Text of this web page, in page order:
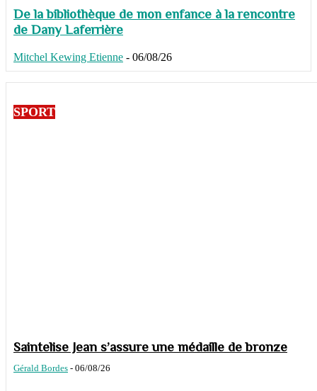
De la bibliothèque de mon enfance à la rencontre
de Dany Laferrière
Mitchel Kewing Etienne - 06/08/26
SPORT
Saintelise Jean s’assure une médaille de bronze
Gérald Bordes - 06/08/26